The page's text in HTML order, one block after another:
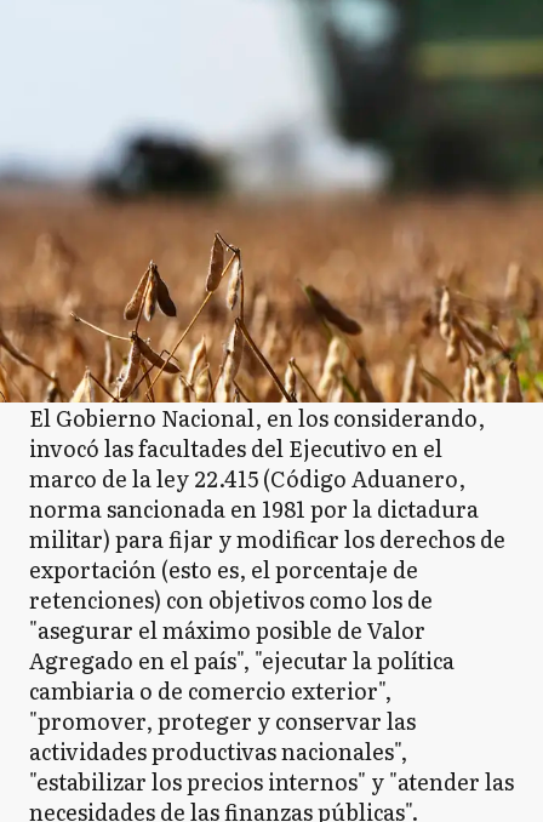
El Gobierno Nacional, en los considerando,
invocó las facultades del Ejecutivo en el
marco de la ley 22.415 (Código Aduanero,
norma sancionada en 1981 por la dictadura
militar) para fijar y modificar los derechos de
exportación (esto es, el porcentaje de
retenciones) con objetivos como los de
"asegurar el máximo posible de Valor
Agregado en el país", "ejecutar la política
cambiaria o de comercio exterior",
"promover, proteger y conservar las
actividades productivas nacionales",
"estabilizar los precios internos" y "atender las
necesidades de las finanzas públicas".